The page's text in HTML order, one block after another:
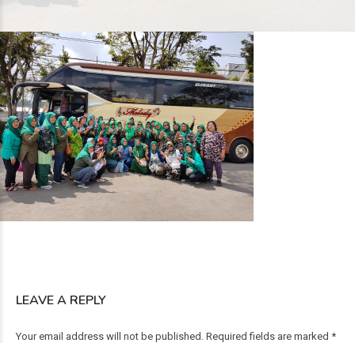
LEAVE A REPLY
Your email address will not be published. Required fields are marked *